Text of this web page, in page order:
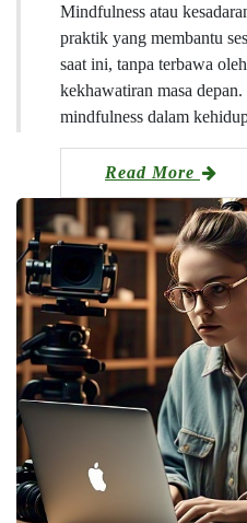
Mindfulness atau
praktik yang membantu
saat ini, tanpa terbawa
kekhawatiran masa
mindfulness dalam
Read More